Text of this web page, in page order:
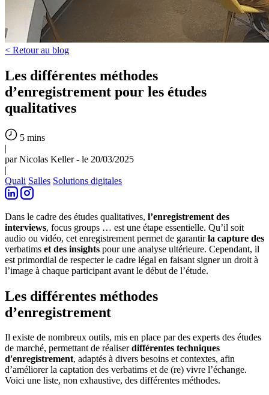
< Retour au blog
Les différentes méthodes
d’enregistrement pour les études
qualitatives
5 mins
|
par Nicolas Keller - le 20/03/2025
|
Quali Salles Solutions digitales
Dans le cadre des études qualitatives, l’enregistrement des
interviews, focus groups … est une étape essentielle. Qu’il soit
audio ou vidéo, cet enregistrement permet de garantirla capture des
verbatims et des insights pour une analyse ultérieure. Cependant, il
est primordial de respecter le cadre légal en faisant signer un droit à
l’image à chaque participant avant le début de l’étude.
Les différentes méthodes
d’enregistrement
Il existe de nombreux outils, mis en place par des experts des études
de marché, permettant de réaliserdifférentes techniques
d'enregistrement, adaptés à divers besoins et contextes, afin
d’améliorer la captation des verbatims et de (re) vivre l’échange.
Voici une liste, non exhaustive, des différentes méthodes.